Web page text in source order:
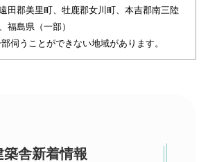
田郡美里町、牡鹿郡女川町、本吉郡南三陸
福島県（一部）
伺うことができない地域があります。
築舎新着情報